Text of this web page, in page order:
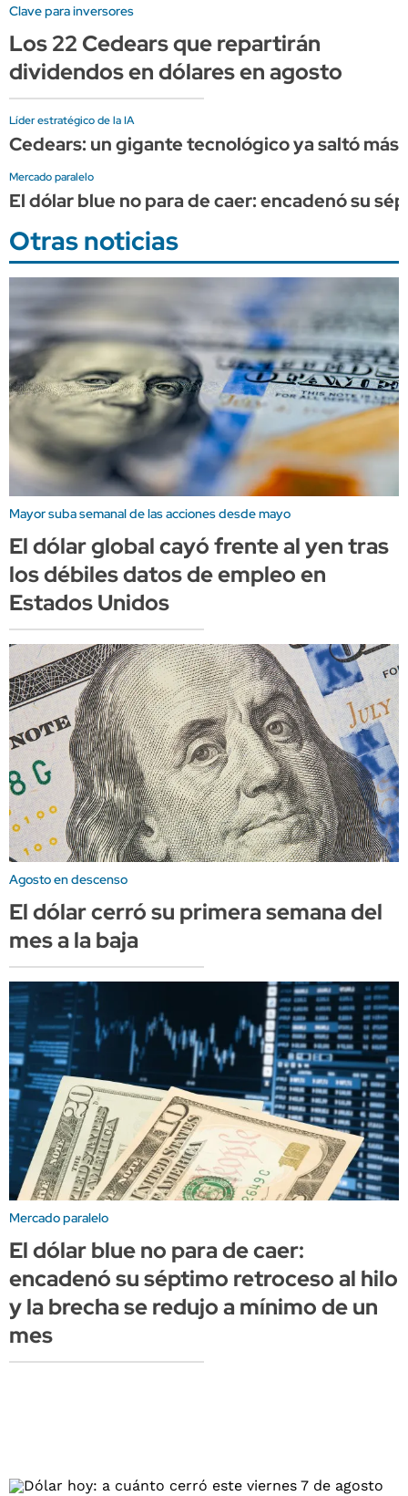
Clave para inversores
Los 22 Cedears que repartirán
dividendos en dólares en agosto
Líder estratégico de la IA
Cedears: un gigante tecnológico ya saltó
Mercado paralelo
El dólar blue no para de caer: encadenó su
Otras noticias
Mayor suba semanal de las acciones desde mayo
El dólar global cayó frente al yen tras
los débiles datos de empleo en
Estados Unidos
Agosto en descenso
El dólar cerró su primera semana del
mes a la baja
Mercado paralelo
El dólar blue no para de caer:
encadenó su séptimo retroceso al hilo
y la brecha se redujo a mínimo de un
mes